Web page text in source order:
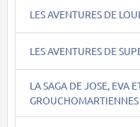
LES AVENTURES DE
LES AVENTURES DE
LA SAGA DE JOSE, EVA
GROUCHOMARTIENNES